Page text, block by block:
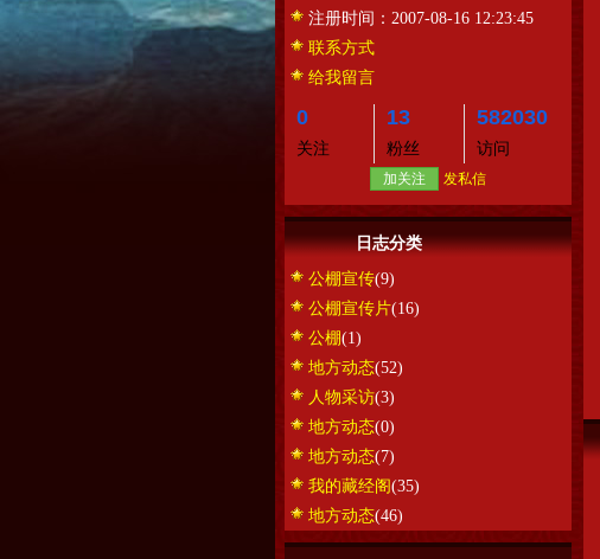
注册时间： 2007-08-16 12:23:45
联系方式
给我留言
0
关注
13
粉丝
582030
访问
加关注 发私信
日志分类
公棚宣传(9)
公棚宣传片(16)
公棚(1)
地方动态(52)
人物采访(3)
地方动态(0)
地方动态(7)
我的藏经阁(35)
地方动态(46)